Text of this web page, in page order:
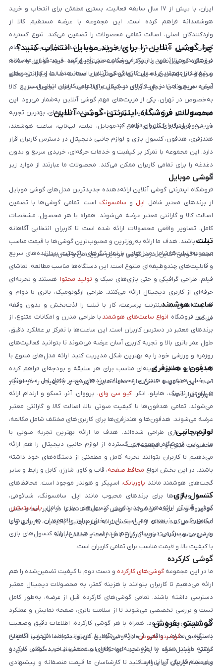
ایران، با بیش از ۱۷ سال سابقه فعالیت، بستری مطمئن برای انتخاب و خرید
هوشمندانه فراهم کرده است. این مجموعه با عرضه مستقیم کالا از
واردکنندگان اصلی، اصالت تمامی محصولات را تضمین می‌کند. تنوع گسترده
گوشی موبایل، تبلت، لپ‌تاپ و لوازم جانبی باعث شده کاربران بتوانند تمام
نیازهای دیجیتال خود را از یک فروشگاه معتبر تأمین کنند. قیمت‌گذاری منصفانه
و شفاف از مهم‌ترین اصول کاری گوشی آنلاین است. هدف ما ایجاد تجربه‌ای
آسان، سریع و امن در خرید کالای دیجیتال برای تمامی کاربران ایرانی است.
چرا گوشی آنلاین را برای خرید موبایل انتخاب کنید؟
فروشگاه گوشی آنلاین با تمرکز بر رضایت مشتری، فرآیند خرید موبایل را ساده،
سریع و قابل اعتماد کرده است. تمامی گوشی‌ها با ضمانت اصالت و گارانتی معتبر
عرضه می‌شوند تا خیال کاربران از کیفیت کالا راحت باشد. تحویل سریع کالا
به‌خصوص در تهران، یکی از مزیت‌های مهم گوشی آنلاین به‌شمار می‌رود. این
مجموعه تلاش می‌کند با ترکیب قیمت مناسب و خدمات حرفه‌ای، بهترین تجربه
خرید موبایل را برای کاربران فراهم کند.
محصولات فروشگاه اینترنتی گوشی آنلاین
در این فروشگاه گستره‌ای کامل از موبایل، تبلت، لپ‌تاپ، ساعت هوشمند،
هندزفری، هدفون، کنسول بازی و لوازم جانبی دیجیتال در دسترس کاربران قرار
دارد. این مجموعه با تمرکز بر کیفیت و خدمات حرفه‌ای، خریدی سریع و بدون
دغدغه را برای تمامی کاربران ممکن می‌کند. محصولات ما عبارتند از موارد زیر
است:
گوشی موبایل
فروشگاه اینترنتی گوشی آنلاین ارائه‌دهنده جدیدترین مدل‌های گوشی موبایل
از برندهای معتبر شامل اپل و سامسونگ است. تمامی گوشی‌ها با تضمین
اصالت کالا و گارانتی معتبر عرضه می‌شوند. همراه با هر محصول، مشخصات
کامل، تصاویر واقعی محصولات ارائه شده است تا کاربران انتخابی آگاهانه
داشته باشند. هدف ما ارائه به‌روزترین و محبوب‌ترین گوشی‌ها با قیمت مناسب
است. با گوشی آنلاین، خرید گوشی موبایل سریع، امن و آسان است.
تبلت
مجموعه تبلت‌ها شامل مدل‌هایی با نمایشگرهای باکیفیت، پردازنده‌های سریع
و قابلیت‌های چندوظیفه‌ای متنوع است. این دستگاه‌ها مناسب مطالعه، تماشای
فیلم، طراحی گرافیکی و حتی بازی‌های سبک و تولید محتوا هستند و تجربه‌ای
حرفه‌ای از کاربری دیجیتال ارائه می‌کنند. طراحی ارگونومیک، باتری با دوام و
قابلیت اتصال به اینترنت پرسرعت، کار با تبلت را لذت‌بخش و بدون وقفه
می‌کند.
ساعت هوشمند
در این فروشگاه انواع ساعت‌های هوشمند با طراحی مدرن و امکانات متنوع، از
برندهای معتبر در دسترس کاربران است. این ساعت‌ها با تمرکز بر عملکرد دقیق،
طول عمر باتری بالا و تجربه کاربری آسان عرضه می‌شوند تا بتوانید فعالیت‌های
روزمره و ورزشی خود را به بهترین شکل مدیریت کنید. ارائه مدل‌های متنوع با
قابلیت‌های متفاوت، گزینه‌ای مناسب برای هر سلیقه و بودجه‌ای فراهم کرده
است. این مجموعه تلاش دارد ساعت‌هایی کاربردی و باکیفیت را در اختیار
کاربران قرار دهد.
هدفون و هندزفری
در بخش هدفون و هندزفری، محصولات برندهای معتبر شامل اپل، سامسونگ،
شیائومی، ناتینگ، هایلو، انکر، کیو سی وای، پرووان، آنر، تسکو و ارلدام ارائه
می‌شوند. تمامی هدفون‌ها با کیفیت صوتی بالا، اصالت کالا و گارانتی معتبر
عرضه می‌شوند. هدفون‌ها و هندزفری‌ها برای کاربری‌های مختلف شامل مکالمه،
موسیقی و بازی طراحی شده‌اند. هدف ما ارائه بهترین تجربه صوتی با
محصولات متنوع و باکیفیت است.
لوازم جانبی
ما در این فروشگاه مجموعه‌ای گسترده از لوازم جانبی دیجیتال را هم ارائه
می‌دهیم تا کاربران بتوانند تجربه کامل و مطمئنی از دستگاه‌های خود داشته
باشند. در این بخش انواع محافظ صفحه، قاب و کاور، شارژر، کابل و رابط و سایر
گجت‌های هوشمند مانند پاوربانک، اسپیکر و هولدر موجود است. محافظ‌های
صفحه و قاب‌ها برای برندهای محبوب مانند اپل، سامسونگ، شیائومی،
موتورولا و آنر عرضه می‌شوند و گوشی و دستگاه شما را در برابر خط و خش
محافظت می‌کنند. هدف از این بخش ارائه لوازم جانبی باکیفیت، کاربردی و با
طراحی مناسب است تا خرید کاربران کامل، راحت و مطمئن باشد.
کنسول بازی
گوشی آنلاین ارائه‌دهنده جدیدترین کنسول‌های بازی شامل پلی‌استیشن،
ایکس‌باکس و نینتندو هم است. این بخش برای علاقه‌مندان به بازی‌های
ویدیویی و سرگرمی دیجیتال فراهم شده است. هدف ما ارائه کنسول‌های بازی
با کیفیت بالا و قیمت مناسب برای تمامی کاربران است.
گوشی کارکرده
ما در این مجموعه گوشی‌های کارکرده و دست دوم با کیفیت تضمین‌شده را هم
ارائه می‌دهیم تا کاربران بتوانند با هزینه کمتر، به محصولات دیجیتال معتبر
دسترسی داشته باشند. تمامی گوشی‌های کارکرده قبل از عرضه، به‌طور کامل
تست و بررسی تخصصی می‌شوند تا از سلامت باتری، صفحه نمایش و عملکرد
فنی اطمینان حاصل شود. همراه با هر گوشی کارکرده، اطلاعات دقیق وضعیت
دستگاه و تصاویر واقعی آن ارائه می‌شود تا کاربران بتوانند انتخابی آگاهانه
داشته باشند. هدف ما ارائه تجربه‌ای حرفه‌ای و مطمئن از خرید گوشی کارکرده
برای تمام کاربران ایرانی است.
گوشیتو بفروش
با سرویس «گوشیتو بفروش» در گوشی آنلاین، می‌توانید به‌سادگی و با اطمینان
گوشی موبایل خود را بفروشید. تنها کافی است مشخصات دستگاه، مدل و
وضعیت فیزیکی آن را وارد کنید تا کارشناسان ما قیمت منصفانه و پیشنهادی